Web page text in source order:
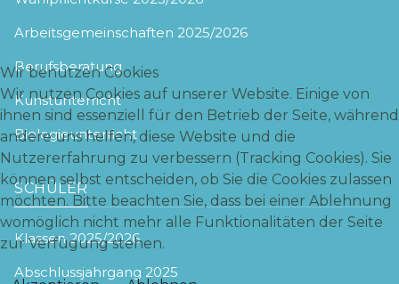
Arbeitsgemeinschaften 2025/2026
Berufsberatung
Kunstunterricht
Biologieunterricht
SCHÜLER
Klassen 2025/2026
Abschlussjahrgang 2025
Wir benutzen Cookies
Wir nutzen Cookies auf unserer Website. Einige von
ihnen sind essenziell für den Betrieb der Seite, während
andere uns helfen, diese Website und die
Nutzererfahrung zu verbessern (Tracking Cookies). Sie
können selbst entscheiden, ob Sie die Cookies zulassen
möchten. Bitte beachten Sie, dass bei einer Ablehnung
womöglich nicht mehr alle Funktionalitäten der Seite
zur Verfügung stehen.